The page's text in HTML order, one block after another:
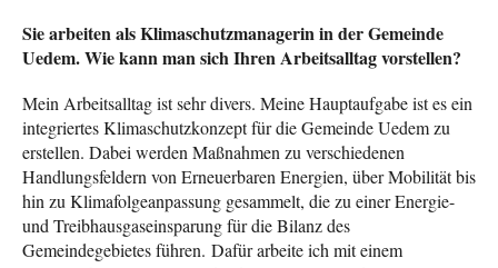
Sie arbeiten als Klimaschutzmanagerin in der Gemeinde
Uedem. Wie kann man sich Ihren Arbeitsalltag vorstellen?
Mein Arbeitsalltag ist sehr divers. Meine Hauptaufgabe ist es ein
integriertes Klimaschutzkonzept für die Gemeinde Uedem zu
erstellen. Dabei werden Maßnahmen zu verschiedenen
Handlungsfeldern von Erneuerbaren Energien, über Mobilität bis
hin zu Klimafolgeanpassung gesammelt, die zu einer Energie-
und Treibhausgaseinsparung für die Bilanz des
Gemeindegebietes führen. Dafür arbeite ich mit einem